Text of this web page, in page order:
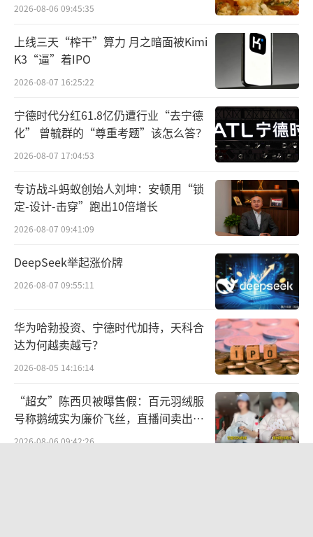
投资人申请了清盘。大发地产则在此前发布的
公告中表示，为避免被清盘，大发地产尝试与
债权人沟通商讨重组方案，但最终以失败告
终。
据港交所发布的消息，截至今年10月24
国恒大、融信中国、中原建业、正商实业、亿
达中国等。
在中国企业资本联盟副理事长柏文喜看
来，港股内房股的表现往往受到宏观经济、政
策环境以及个别企业财务状况的影响，“前述
房企退市或将引发资本市场对其他上市企业的
担忧，尤其是那些同样面临财务压力的公司。
这可能会导致投资者对整个行业的信心下降，
现。” （责任编辑：zx0600）
2026-08-06 09:45:35
上线三天“榨干”算力 月之暗面被Kimi
K3“逼”着IPO
2026-08-07 16:25:22
宁德时代分红61.8亿仍遭行业“去宁德
化” 曾毓群的“尊重考题”该怎么答？
2026-08-07 17:04:53
专访战斗蚂蚁创始人刘坤：安顿用“锁
定-设计-击穿”跑出10倍增长
2026-08-07 09:41:09
DeepSeek举起涨价牌
2026-08-07 09:55:11
华为哈勃投资、宁德时代加持，天科合
达为何越卖越亏？
2026-08-05 14:16:14
“超女”陈西贝被曝售假：百元羽绒服
号称鹅绒实为廉价飞丝，直播间卖出超
百万元
2026-08-06 09:42:26